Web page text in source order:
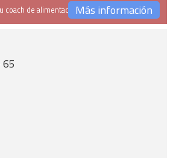
coach de alimentaciónMás información